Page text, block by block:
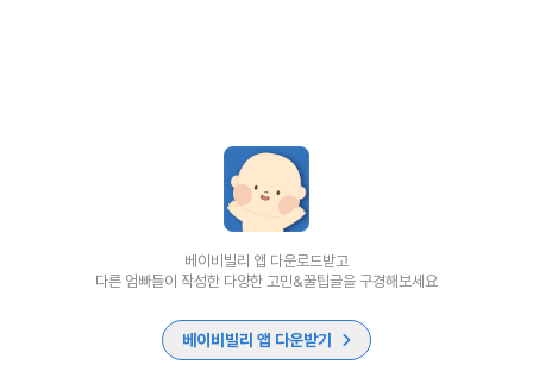
베이비빌리 앱 다운로드받고
다른 엄빠들이 작성한 다양한 고민&꿀팁글을 구경해보세요
베이비빌리 앱 다운받기